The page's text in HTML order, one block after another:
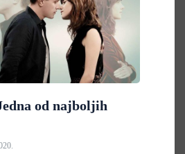
od najboljih